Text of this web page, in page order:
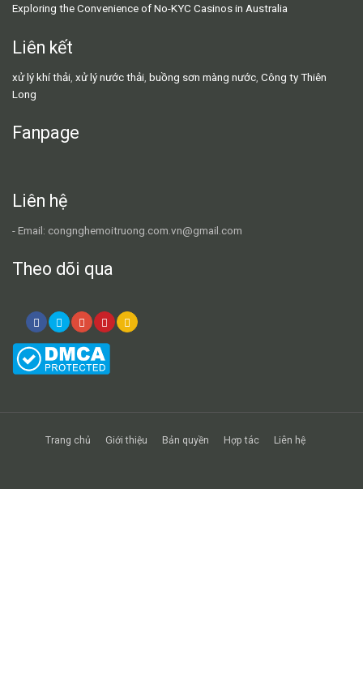
Exploring the Convenience of No-KYC Casinos in Australia
Liên kết
xử lý khí thải xử lý nước thải buồng sơn màng nước Công ty Thiên
Long
Fanpage
Liên hệ
- Email: congnghemoitruong.com.vn@gmail.com
Theo dõi qua
Trang chủ Giới thiệu Bản quyền Hợp tác Liên hệ